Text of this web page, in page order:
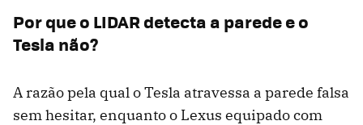
Por que o LIDAR detecta a parede e o
Tesla não?
A razão pela qual o Tesla atravessa a parede falsa
sem hesitar, enquanto o Lexus equipado com